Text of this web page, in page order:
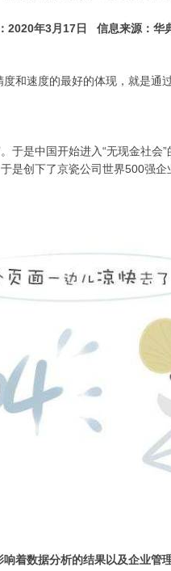
2020年3月17日 信息来源：
和速度的最好的体现，就是通
于是中国开始进入“无现金社会”
是创下了京瓷公司世界500强
着数据分析的结果以及企业管